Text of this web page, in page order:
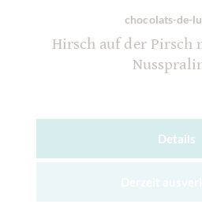
chocolats-de-
Hirsch auf der Pirsch
Details